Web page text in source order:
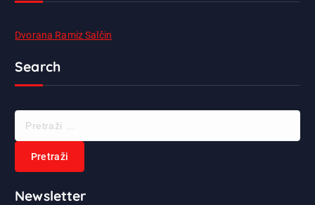
Dvorana Ramiz Salčin
Search
a
Newsletter